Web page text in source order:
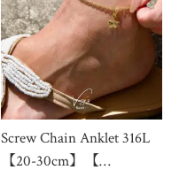
Screw Chain Anklet 316L
【20-30cm】【…